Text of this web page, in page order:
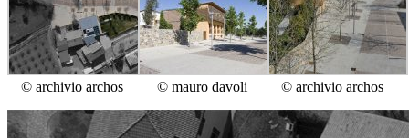
© archivio archos © mauro davoli © archivio archos